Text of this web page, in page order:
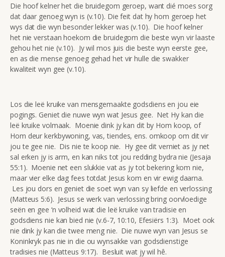
Die hoof kelner het die bruidegom geroep, want dié moes sorg
dat daar genoeg wyn is (v.10). Die feit dat hy hom geroep het
wys dat die wyn besonder lekker was (v.10). Die hoof kelner
het nie verstaan hoekom die bruidegom die beste wyn vir laaste
gehou het nie (v.10). Jy wil mos juis die beste wyn eerste gee,
en as die mense genoeg gehad het vir hulle die swakker
kwaliteit wyn gee (v.10).
Los die leë kruike van mensgemaakte godsdiens en jou eie
pogings. Geniet die nuwe wyn wat Jesus gee. Net Hy kan die
leë kruike volmaak. Moenie dink jy kan dit by Hom koop, of
Hom deur kerkbywoning, vas, tiendes, ens. omkoop om dit vir
jou te gee nie. Dis nie te koop nie. Hy gee dit verniet as jy net
sal erken jy is arm, en kan niks tot jou redding bydra nie (Jesaja
55:1). Moenie net een slukkie vat as jy tot bekering kom nie,
maar vier elke dag fees totdat Jesus kom en vir ewig daarna.
Les jou dors en geniet die soet wyn van sy liefde en verlossing
(Matteus 5:6). Jesus se werk van verlossing bring oorvloedige
seën en gee ‘n volheid wat die leë kruike van tradisie en
godsdiens nie kan bied nie (v.6-7, 10:10, Efesiërs 1:3). Moet ook
nie dink jy kan die twee meng nie. Die nuwe wyn van Jesus se
Koninkryk pas nie in die ou wynsakke van godsdienstige
tradisies nie (Matteus 9:17). Besluit wat jy wil hê.